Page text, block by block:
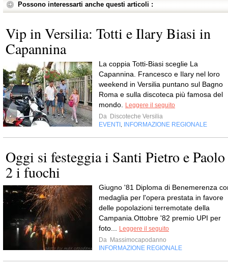
Possono interessarti anche questi articoli :
Vip in Versilia: Totti e Ilary Biasi in
Capannina
La coppia Totti-Biasi sceglie La
Capannina. Francesco e Ilary nel loro
weekend in Versilia puntano sul Bagno
Roma e sulla discoteca più famosa del
mondo. Leggere il seguito
Da Discoteche Versilia
EVENTI , INFORMAZIONE REGIONALE
Oggi si festeggia i Santi Pietro e Paolo
2 i fuochi
Giugno '81 Diploma di Benemerenza
medaglia per l'opera prestata in favore
delle popolazioni terremotate della
Campania.Ottobre '82 premio UPI per
foto... Leggere il seguito
Da Massimocapodanno
INFORMAZIONE REGIONALE